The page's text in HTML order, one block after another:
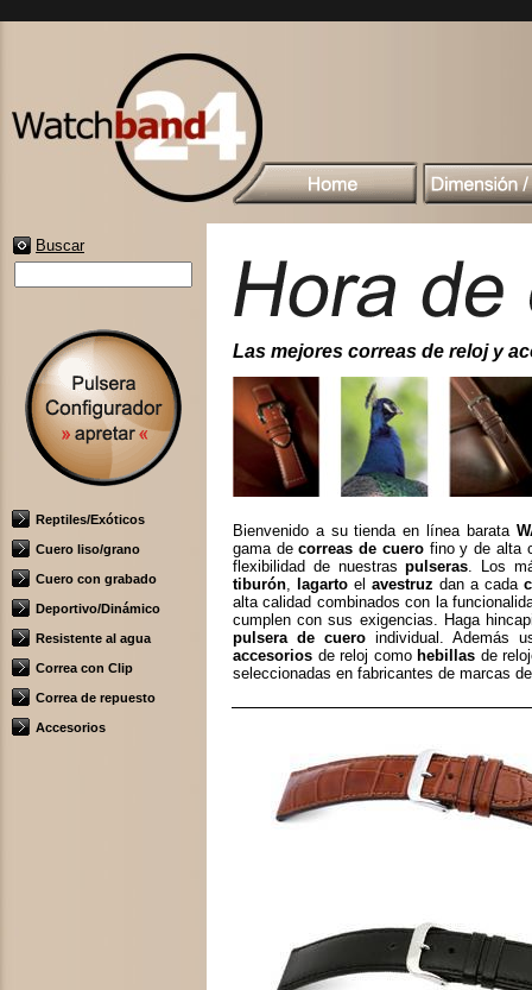
Buscar
Reptiles/Exóticos
Cuero liso/grano
Cuero con grabado
Deportivo/Dinámico
Resistente al agua
Correa con Clip
Correa de repuesto
Accesorios
Las mejores correas de reloj y
Bienvenido a su tienda en línea barata
gama decorreas de cuerofino y de alta
flexibilidad de nuestraspulseras. Los
tiburón, lagarto elavestruz dan a cada
alta calidad combinados con la
cumplen con sus exigencias. Haga
pulsera de cueroindividual. Además
accesorios de reloj como hebillas de
seleccionadas en fabricantes de marcas